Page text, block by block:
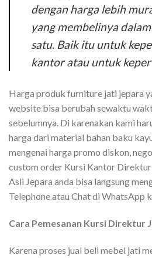
dengan harga lebih
yang membelinya
satu. Baik itu untuk
kantor atau untuk
Harga produk furniture jati jepara
website bisa berubah sewaktu
sebelumnya. Di karenakan kami
harga dari material bahan baku
mengenai harga promo diskon,
custom order Kursi Kantor
Asli Jepara anda bisa langsung
Telephone atau Chat di WhatsApp
Cara Pemesanan Kursi Direktur
Karena proses jual beli mebel jati